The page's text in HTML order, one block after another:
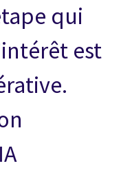
qui
est